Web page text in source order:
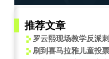
推荐文章